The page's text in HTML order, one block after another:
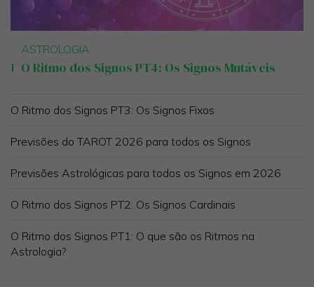
ASTROLOGIA
O Ritmo dos Signos PT4: Os Signos Mutáveis
O Ritmo dos Signos PT3: Os Signos Fixos
Previsões do TAROT 2026 para todos os Signos
Previsões Astrológicas para todos os Signos em 2026
O Ritmo dos Signos PT2: Os Signos Cardinais
O Ritmo dos Signos PT1: O que são os Ritmos na
Astrologia?